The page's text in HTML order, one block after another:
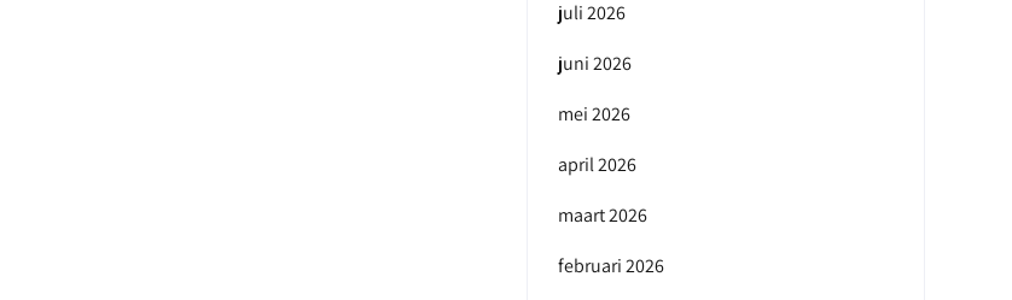
juli 2026
juni 2026
mei 2026
april 2026
maart 2026
februari 2026